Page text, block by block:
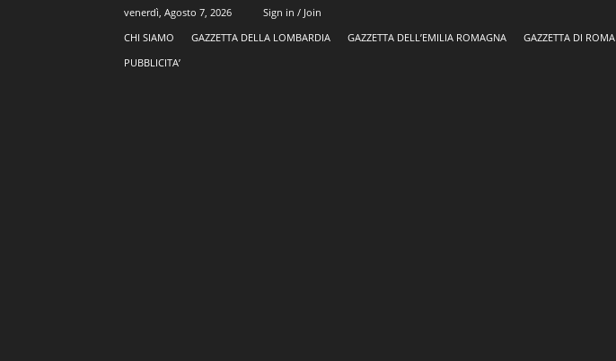
venerdì, Agosto 7, 2026
Sign in / Join
CHI SIAMO
GAZZETTA DELLA LOMBARDIA GAZZETTA DELL’EMILIA ROMAGNA GAZZETTA DI ROMA
PUBBLICITA’